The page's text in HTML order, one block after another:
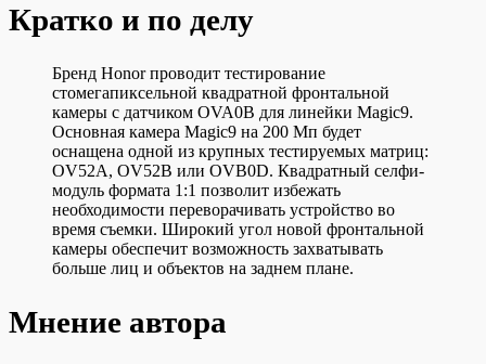
Кратко и по делу
Бренд Honor проводит тестирование
стомегапиксельной квадратной фронтальной
камеры с датчиком OVA0B для линейки Magic9.
Основная камера Magic9 на 200 Мп будет
оснащена одной из крупных тестируемых матриц:
OV52A, OV52B или OVB0D. Квадратный селфи-
модуль формата 1:1 позволит избежать
необходимости переворачивать устройство во
время съемки. Широкий угол новой фронтальной
камеры обеспечит возможность захватывать
больше лиц и объектов на заднем плане.
Мнение автора